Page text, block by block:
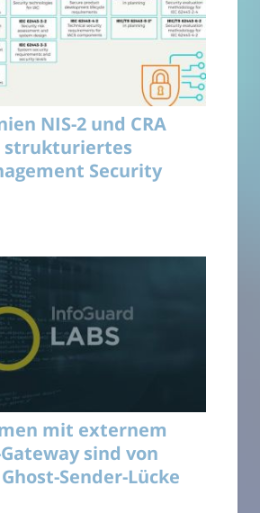
NIS-2 und CRA
strukturiertes
Security
mit externem
sind von
Sender-Lücke